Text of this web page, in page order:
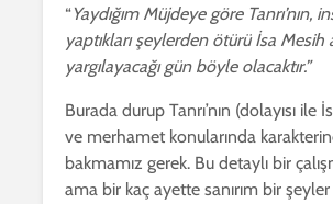
“Yaydığım Müjdeye göre Tanrı’nın,
yaptıkları şeylerden ötürü İsa Mesih
yargılayacağı gün böyle olacaktır.”
Burada durup Tanrı’nın (dolayısı ile
ve merhamet konularında
bakmamız gerek. Bu detaylı bir
ama bir kaç ayette sanırım bir şeyler